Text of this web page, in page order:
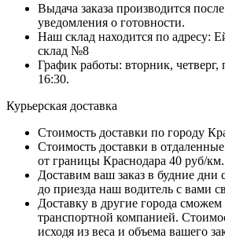
Выдача заказа производится
уведомления о готовности.
Наш склад находится по адресу:
склад №8
График работы: вторник, четверг,
16:30.
Курьерская доставка
Стоимость доставки по городу
Стоимость доставки в
от границы Краснодара 40 руб/км.
Доставим ваш заказ в будние дни
до приезда наш водитель с вами
Доставку в другие города сможем
транспортной компанией.
исходя из веса и объема вашего